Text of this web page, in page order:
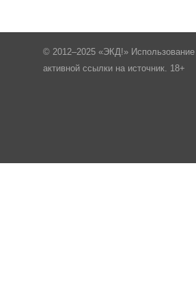
© 2012–2025 «ЭКД!»
активной ссылки на источник. 18+